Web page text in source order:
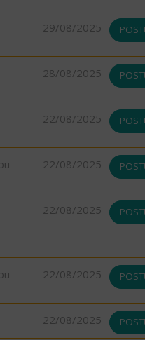
29/08/2025
28/08/2025
22/08/2025
22/08/2025
22/08/2025
22/08/2025
22/08/2025